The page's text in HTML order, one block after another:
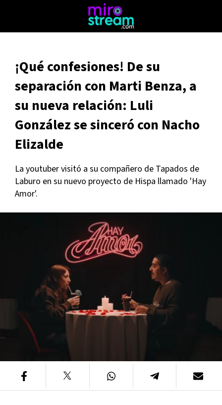
¡Qué confesiones! De su
separación con Marti Benza, a
su nueva relación: Luli
González se sinceró con Nacho
Elizalde
La youtuber visitó a su compañero de Tapados de
Laburo en su nuevo proyecto de Hispa llamado 'Hay
Amor'.